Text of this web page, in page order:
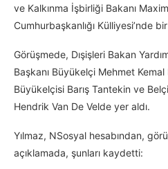
ve Kalkınma İşbirliği Bakanı
Cumhurbaşkanlığı Külliyesi’nde
Görüşmede, Dışişleri Bakan
Başkanı Büyükelçi Mehmet
Büyükelçisi Barış Tantekin ve
Hendrik Van De Velde yer aldı.
Yılmaz, NSosyal hesabından,
açıklamada, şunları kaydetti: